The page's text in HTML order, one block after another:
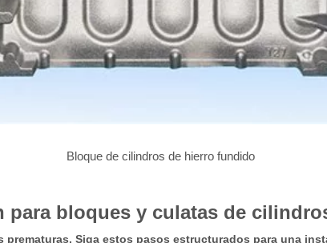
Bloque de cilindros de hierro fundido
para bloques y culatas de
Siga estos pasos estructurados para una